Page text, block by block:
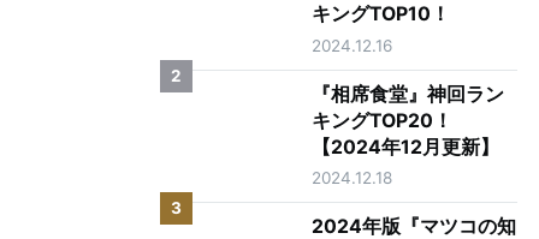
キングTOP10！
2024.12.16
2
『相席食堂』神回ラン
キングTOP20！
【2024年12月更新】
2024.12.18
3
2024年版『マツコの知